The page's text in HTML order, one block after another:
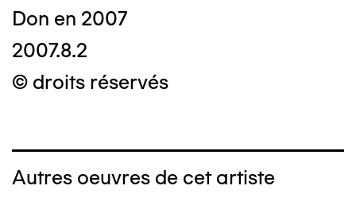
Don en 2007
2007.8.2
© droits réservés
Autres oeuvres de cet artiste